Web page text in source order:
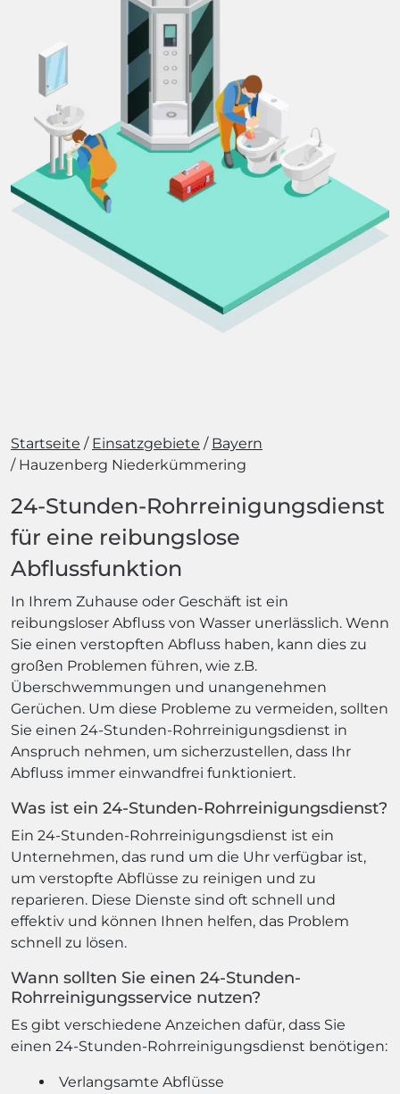
Startseite Einsatzgebiete
Bayern
Hauzenberg Niederkümmering
24-Stunden-Rohrreinigungsdienst
für eine reibungslose
Abflussfunktion
In Ihrem Zuhause oder Geschäft ist ein
reibungsloser Abfluss von Wasser unerlässlich. Wenn
Sie einen verstopften Abfluss haben, kann dies zu
großen Problemen führen, wie z.B.
Überschwemmungen und unangenehmen
Gerüchen. Um diese Probleme zu vermeiden, sollten
Sie einen 24-Stunden-Rohrreinigungsdienst in
Anspruch nehmen, um sicherzustellen, dass Ihr
Abfluss immer einwandfrei funktioniert.
Was ist ein 24-Stunden-Rohrreinigungsdienst?
Ein 24-Stunden-Rohrreinigungsdienst ist ein
Unternehmen, das rund um die Uhr verfügbar ist,
um verstopfte Abflüsse zu reinigen und zu
reparieren. Diese Dienste sind oft schnell und
effektiv und können Ihnen helfen, das Problem
schnell zu lösen.
Wann sollten Sie einen 24-Stunden-
Rohrreinigungsservice nutzen?
Es gibt verschiedene Anzeichen dafür, dass Sie
einen 24-Stunden-Rohrreinigungsdienst benötigen:
Verlangsamte Abflüsse